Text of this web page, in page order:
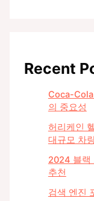
Recent
Coca-Cola
의 중요성
허리케인
대규모 차
2024 블랙
추천
검색 엔진